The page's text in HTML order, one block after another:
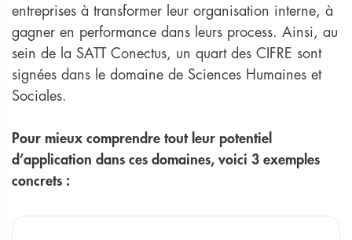
entreprises à transformer leur organisation interne, à
gagner en performance dans leurs process. Ainsi, au
sein de la SATT Conectus, un quart des CIFRE sont
signées dans le domaine de Sciences Humaines et
Sociales.
Pour mieux comprendre tout leur potentiel
d’application dans ces domaines, voici 3 exemples
concrets :